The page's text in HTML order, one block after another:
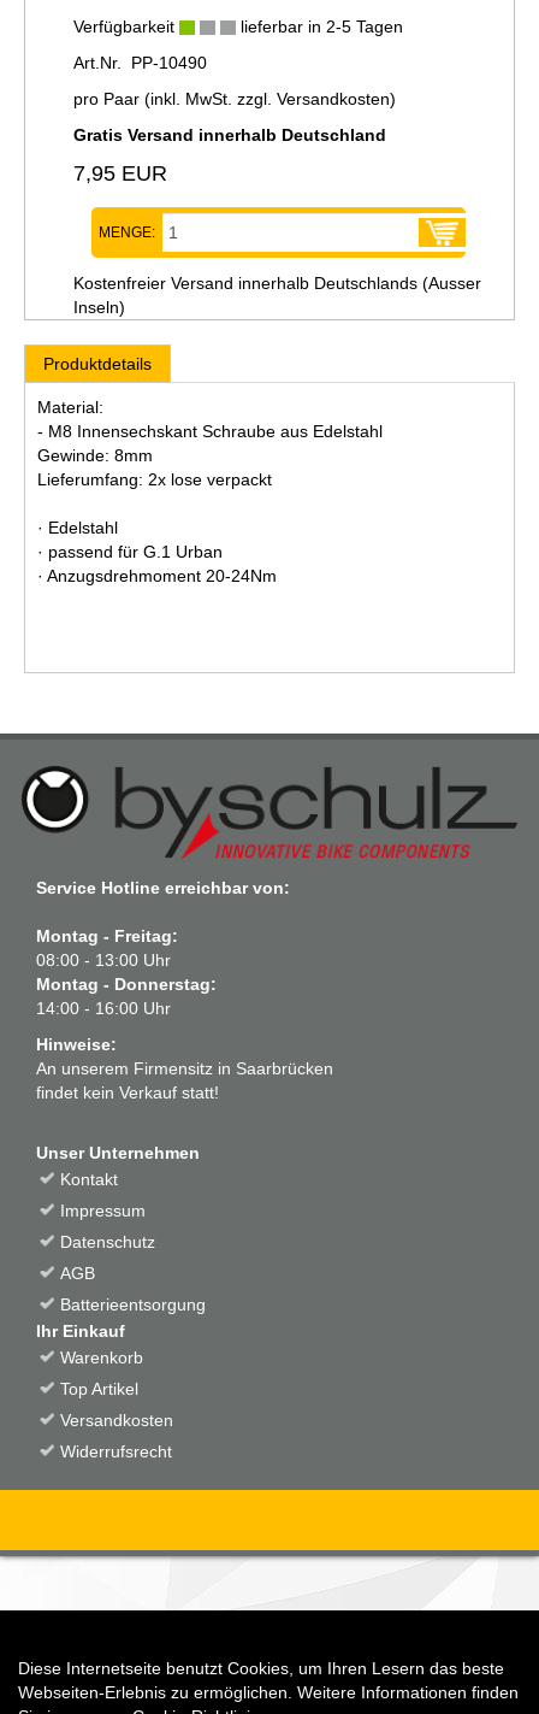
Verfügbarkeit
lieferbar in 2-5 Tagen
Art.Nr. PP-10490
pro Paar (inkl. MwSt. zzgl. Versandkosten)
Gratis Versand innerhalb Deutschland
7,95 EUR
MENGE:
Kostenfreier Versand innerhalb Deutschlands (Ausser
Inseln)
Produktdetails
Material:
- M8 Innensechskant Schraube aus Edelstahl
Gewinde: 8mm
Lieferumfang: 2x lose verpackt
· Edelstahl
· passend für G.1 Urban
· Anzugsdrehmoment 20-24Nm
Service Hotline erreichbar von:
Montag - Freitag:
08:00 - 13:00 Uhr
Montag - Donnerstag:
14:00 - 16:00 Uhr
Hinweise:
An unserem Firmensitz in Saarbrücken
findet kein Verkauf statt!
Unser Unternehmen
Kontakt
Impressum
Datenschutz
AGB
Batterieentsorgung
Ihr Einkauf
Warenkorb
Top Artikel
Versandkosten
Widerrufsrecht
Diese Internetseite benutzt Cookies, um Ihren Lesern das beste
Webseiten-Erlebnis zu ermöglichen. Weitere Informationen finden
Auftrag widerrufen